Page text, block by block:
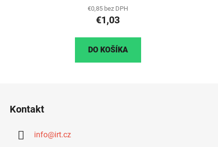
€0,85 bez DPH
€1,03
DO KOŠÍKA
Kontakt
info@irt.cz